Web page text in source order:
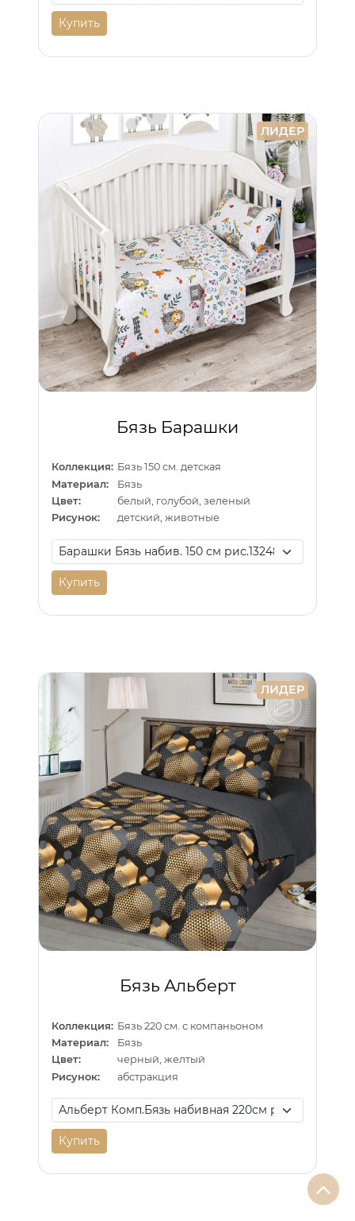
Купить
ЛИДЕР
Бязь Барашки
Коллекция: Бязь 150 см. детская
Материал:
Бязь
Цвет:
белый, голубой, зеленый
Рисунок:
детский, животные
Купить
ЛИДЕР
Бязь Альберт
Коллекция: Бязь 220 см. с компаньоном
Материал:
Бязь
Цвет:
черный, желтый
Рисунок:
абстракция
Купить